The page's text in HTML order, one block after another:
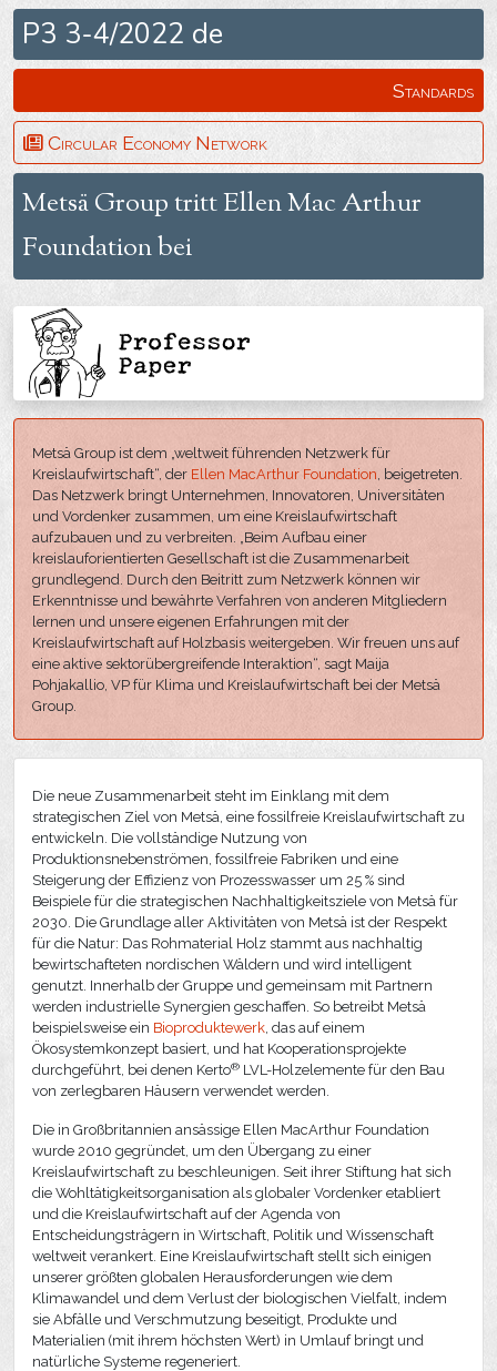
P3 3-4/2022 de
Circular Economy Network
Metsä Group tritt Ellen Mac Arthur
Foundation bei
Standards
Metsä Group ist dem „weltweit führenden Netzwerk für
Kreislaufwirtschaft“, der Ellen MacArthur Foundation , beigetreten.
Das Netzwerk bringt Unternehmen, Innovatoren, Universitäten
und Vordenker zusammen, um eine Kreislaufwirtschaft
aufzubauen und zu verbreiten. „Beim Aufbau einer
kreislauforientierten Gesellschaft ist die Zusammenarbeit
grundlegend. Durch den Beitritt zum Netzwerk können wir
Erkenntnisse und bewährte Verfahren von anderen Mitgliedern
lernen und unsere eigenen Erfahrungen mit der
Kreislaufwirtschaft auf Holzbasis weitergeben. Wir freuen uns auf
eine aktive sektorübergreifende Interaktion“, sagt Maija
Pohjakallio, VP für Klima und Kreislaufwirtschaft bei der Metsä
Group.
Die neue Zusammenarbeit steht im Einklang mit dem
strategischen Ziel von Metsä, eine fossilfreie Kreislaufwirtschaft zu
entwickeln. Die vollständige Nutzung von
Produktionsnebenströmen, fossilfreie Fabriken und eine
Steigerung der Effizienz von Prozesswasser um 25 % sind
Beispiele für die strategischen Nachhaltigkeitsziele von Metsä für
2030. Die Grundlage aller Aktivitäten von Metsä ist der Respekt
für die Natur: Das Rohmaterial Holz stammt aus nachhaltig
bewirtschafteten nordischen Wäldern und wird intelligent
genutzt. Innerhalb der Gruppe und gemeinsam mit Partnern
werden industrielle Synergien geschaffen. So betreibt Metsä
beispielsweise ein Bioproduktewerk, das auf einem
Ökosystemkonzept basiert, und hat Kooperationsprojekte
durchgeführt, bei denen Kerto® LVL-Holzelemente für den Bau
von zerlegbaren Häusern verwendet werden.
Die in Großbritannien ansässige Ellen MacArthur Foundation
wurde 2010 gegründet, um den Übergang zu einer
Kreislaufwirtschaft zu beschleunigen. Seit ihrer Stiftung hat sich
die Wohltätigkeitsorganisation als globaler Vordenker etabliert
und die Kreislaufwirtschaft auf der Agenda von
Entscheidungsträgern in Wirtschaft, Politik und Wissenschaft
weltweit verankert. Eine Kreislaufwirtschaft stellt sich einigen
unserer größten globalen Herausforderungen wie dem
Klimawandel und dem Verlust der biologischen Vielfalt, indem
sie Abfälle und Verschmutzung beseitigt, Produkte und
Materialien (mit ihrem höchsten Wert) in Umlauf bringt und
natürliche Systeme regeneriert.